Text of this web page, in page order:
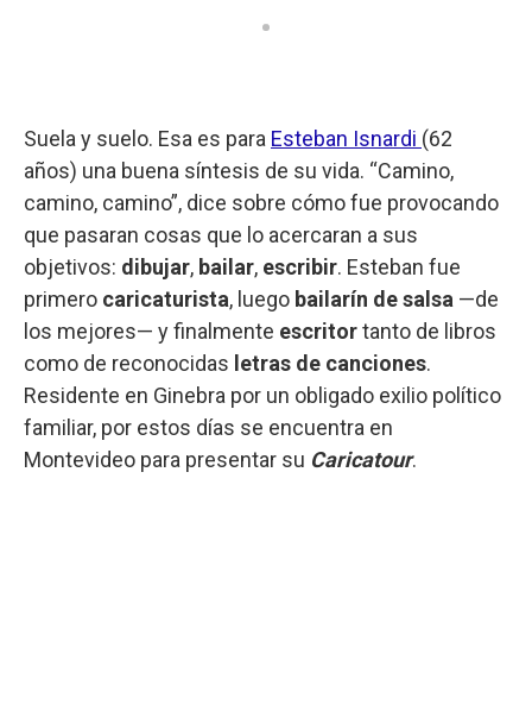
Suela y suelo. Esa es para Esteban Isnardi (62
años) una buena síntesis de su vida. “Camino,
camino, camino”, dice sobre cómo fue provocando
que pasaran cosas que lo acercaran a sus
objetivos: dibujar, bailar, escribir. Esteban fue
primero caricaturista, luego bailarín de salsa —de
los mejores— y finalmente escritortanto de libros
como de reconocidas letras de canciones.
Residente en Ginebra por un obligado exilio político
familiar, por estos días se encuentra en
Montevideo para presentar su Caricatour.